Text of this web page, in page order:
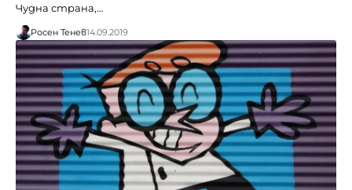
Чудна страна,…
Росен Тенев14.09.2019